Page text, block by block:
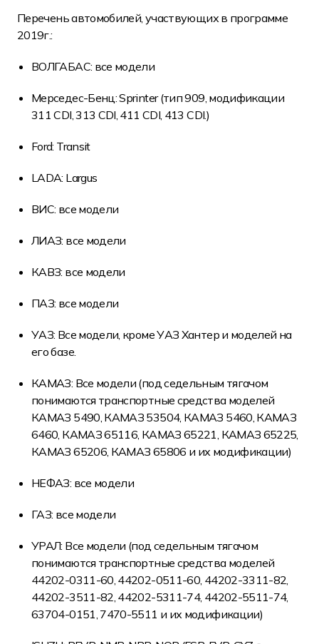
Перечень автомобилей, участвующих в программе
2019г.:
ВОЛГАБАС: все модели
Мерседес-Бенц: Sprinter (тип 909, модификации
311 CDI, 313 CDI, 411 CDI, 413 CDI.)
Ford: Transit
LADA: Largus
ВИС: все модели
ЛИАЗ: все модели
КАВЗ: все модели
ПАЗ: все модели
УАЗ: Все модели, кроме УАЗ Хантер и моделей на
его базе.
КАМАЗ: Все модели (под седельным тягачом
понимаются транспортные средства моделей
КАМАЗ 5490, КАМАЗ 53504, КАМАЗ 5460, КАМАЗ
6460, КАМАЗ 65116, КАМАЗ 65221, КАМАЗ 65225,
КАМАЗ 65206, КАМАЗ 65806 и их модификации)
НЕФАЗ: все модели
ГАЗ: все модели
УРАЛ: Все модели (под седельным тягачом
понимаются транспортные средства моделей
44202-0311-60, 44202-0511-60, 44202-3311-82,
44202-3511-82, 44202-5311-74, 44202-5511-74,
63704-0151, 7470-5511 и их модификации)